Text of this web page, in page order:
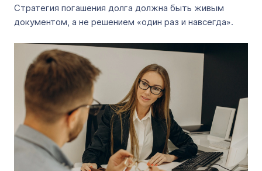
Стратегия погашения долга должна быть живым
документом, а не решением «один раз и навсегда».